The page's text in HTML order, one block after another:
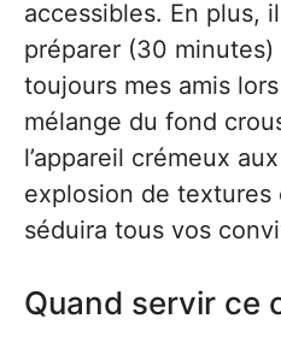
accessibles. En plus,
préparer (30
toujours mes amis
mélange du fond
l’appareil crémeux
explosion de textures
séduira tous vos
Quand servir ce